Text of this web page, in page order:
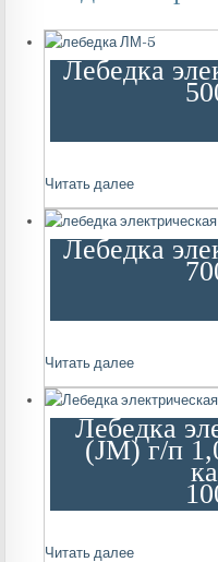
Лебедка
Читать далее
Лебедка
Читать далее
Лебедка
(JM) г/п
Читать далее